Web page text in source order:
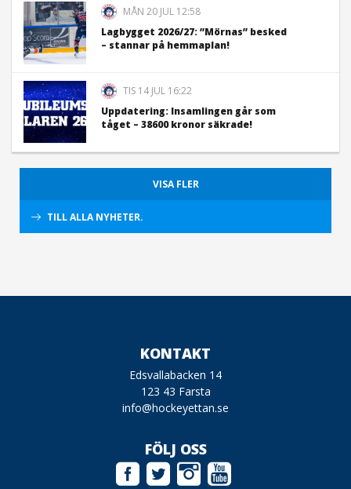
MÅN 20 JUL 12:58
Lagbygget 2026/27: ”Mörnas” besked
– stannar på hemmaplan!
TIS 14 JUL 16:22
Uppdatering: Insamlingen går som
tåget – 38600 kronor säkrade!
VISA FLER
TILL ALLA NYHETER.
KONTAKT
Edsvallabacken 14
123 43 Farsta
info@hockeyettan.se
FÖLJ OSS